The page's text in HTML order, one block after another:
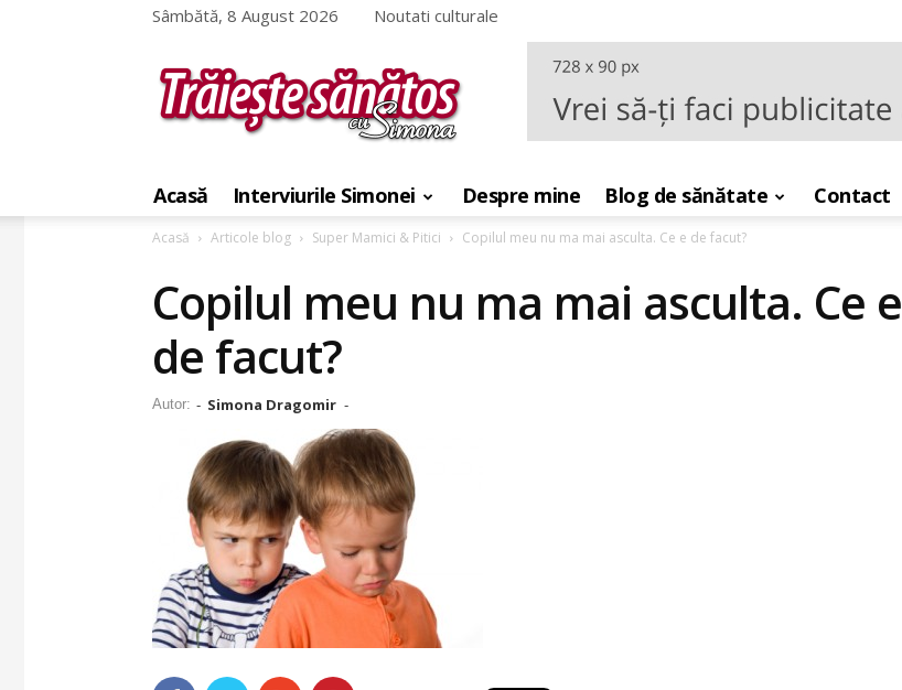
Sâmbătă, 8 August 2026 Noutati culturale
sanatos
Simona
Acasă Interviurile Simonei Despre mine Blog de sănătate Contact
Acasă Articole blog Super Mamici & Pitici Copilul meu nu ma mai asculta. Ce e de facut?
Copilul meu nu ma mai asculta. Ce e
de facut?
Autor: - Simona Dragomir -